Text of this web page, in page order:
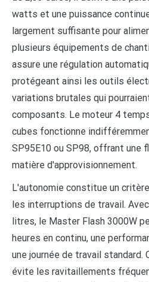
watts et une puissance
largement suffisante pour
plusieurs équipements de
assure une régulation
protégeant ainsi les outils
variations brutales qui
composants. Le moteur 4
cubes fonctionne
SP95E10 ou SP98, offrant une
matière d'approvisionnement.
L'autonomie constitue un
les interruptions de travail.
litres, le Master Flash 3000W
heures en continu, une
une journée de travail
évite les ravitaillements